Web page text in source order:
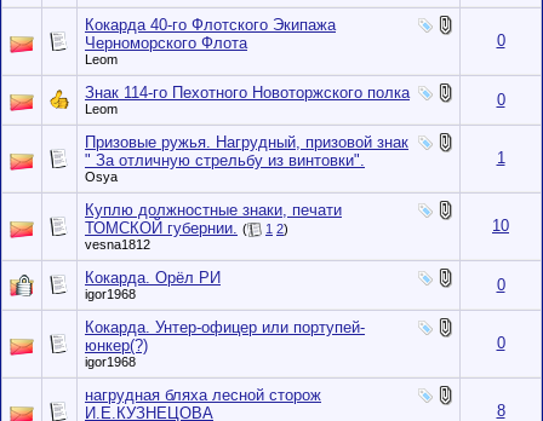
Кокарда 40-го Флотского Экипажа
Черноморского Флота
Leom
0
Знак 114-го Пехотного Новоторжского полка
Leom 0
Призовые ружья. Нагрудный, призовой знак
" За отличную стрельбу из винтовки".
Osya
1
Куплю должностные знаки, печати
ТОМСКОЙ губернии. ( 1 2)
vesna1812
10
Кокарда. Орёл РИ
igor1968 0
Кокарда. Унтер-офицер или портупей-
юнкер(?)
igor1968
0
нагрудная бляха лесной сторож
И.Е.КУЗНЕЦОВА
8